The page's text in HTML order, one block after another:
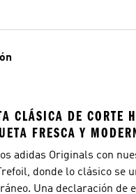
CLÁSICA DE CORTE
FRESCA Y
adidas Originals con
donde lo clásico se
Una declaración de